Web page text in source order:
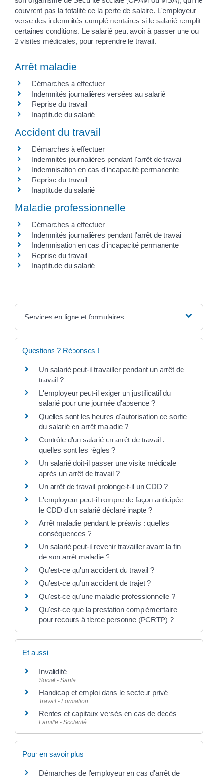
couvrent pas la totalité de la perte de salaire. L'employeur
verse des indemnités complémentaires si le salarié remplit
certaines conditions. Le salarié peut avoir à passer une ou
2 visites médicales, pour reprendre le travail.
Arrêt maladie
Démarches à effectuer
Indemnités journalières versées au salarié
Reprise du travail
Inaptitude du salarié
Accident du travail
Démarches à effectuer
Indemnités journalières pendant l'arrêt de travail
Indemnisation en cas d'incapacité permanente
Reprise du travail
Inaptitude du salarié
Maladie professionnelle
Démarches à effectuer
Indemnités journalières pendant l'arrêt de travail
Indemnisation en cas d'incapacité permanente
Reprise du travail
Inaptitude du salarié
Services en ligne et formulaires
Questions ? Réponses !
Un salarié peut-il travailler pendant un arrêt de
travail ?
L'employeur peut-il exiger un justificatif du
salarié pour une journée d'absence ?
Quelles sont les heures d'autorisation de sortie
du salarié en arrêt maladie ?
Contrôle d'un salarié en arrêt de travail :
quelles sont les règles ?
Un salarié doit-il passer une visite médicale
après un arrêt de travail ?
Un arrêt de travail prolonge-t-il un CDD ?
L'employeur peut-il rompre de façon anticipée
le CDD d'un salarié déclaré inapte ?
Arrêt maladie pendant le préavis : quelles
conséquences ?
Un salarié peut-il revenir travailler avant la fin
de son arrêt maladie ?
Qu'est-ce qu'un accident du travail ?
Qu'est-ce qu'un accident de trajet ?
Qu'est-ce qu'une maladie professionnelle ?
Qu'est-ce que la prestation complémentaire
pour recours à tierce personne (PCRTP) ?
Et aussi
Invalidité
Social - Santé
Handicap et emploi dans le secteur privé
Travail - Formation
Rentes et capitaux versés en cas de décès
Famille - Scolarité
Pour en savoir plus
Démarches de l'employeur en cas d'arrêt de